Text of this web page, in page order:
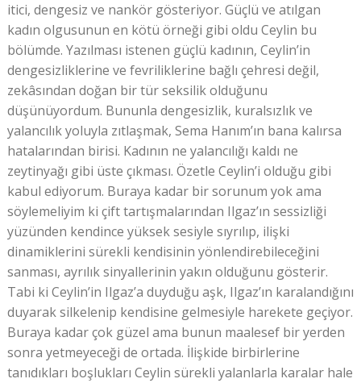
itici, dengesiz ve nankör gösteriyor. Güçlü ve atılgan
kadın olgusunun en kötü örneği gibi oldu Ceylin bu
bölümde. Yazılması istenen güçlü kadının, Ceylin’in
dengesizliklerine ve fevriliklerine bağlı çehresi değil,
zekâsından doğan bir tür seksilik olduğunu
düşünüyordum. Bununla dengesizlik, kuralsızlık ve
yalancılık yoluyla zıtlaşmak, Sema Hanım’ın bana kalırsa
hatalarından birisi. Kadının ne yalancılığı kaldı ne
zeytinyağı gibi üste çıkması. Özetle Ceylin’i olduğu gibi
kabul ediyorum. Buraya kadar bir sorunum yok ama
söylemeliyim ki çift tartışmalarından Ilgaz’ın sessizliği
yüzünden kendince yüksek sesiyle sıyrılıp, ilişki
dinamiklerini sürekli kendisinin yönlendirebileceğini
sanması, ayrılık sinyallerinin yakın olduğunu gösterir.
Tabi ki Ceylin’in Ilgaz’a duyduğu aşk, Ilgaz’ın karalandığını
duyarak silkelenip kendisine gelmesiyle harekete geçiyor.
Buraya kadar çok güzel ama bunun maalesef bir yerden
sonra yetmeyeceği de ortada. İlişkide birbirlerine
tanıdıkları boşlukları Ceylin sürekli yalanlarla karalar hale